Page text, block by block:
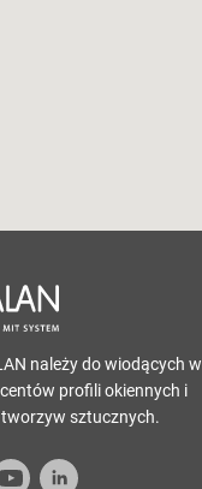
należy do wiodących w
profili okiennych i
sztucznych.